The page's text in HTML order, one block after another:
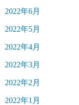
2022年6月
2022年5月
2022年4月
2022年3月
2022年2月
2022年1月